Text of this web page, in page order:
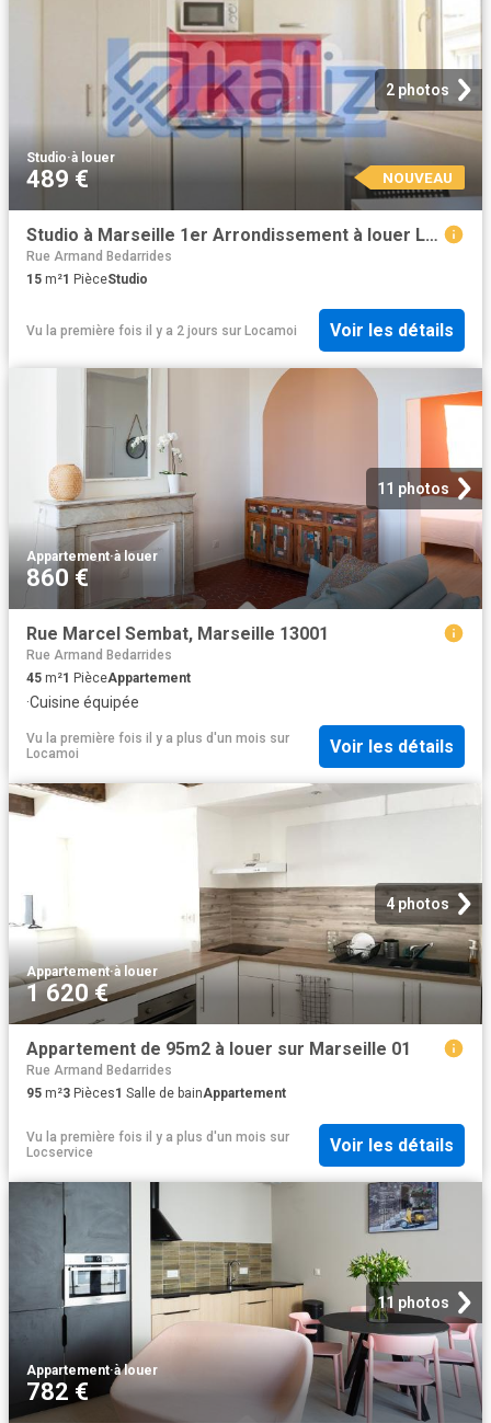
2 photos
Studio·à louer
489 € NOUVEAU
Studio à Marseille 1er Arrondissement à louer Locagestion, expert en gestion locative
Rue Armand Bedarrides
15 m²1 PièceStudio
Vu la première fois il y a 2 jours sur Locamoi Voir les détails
11 photos
Appartement·à louer
860 €
Rue Marcel Sembat, Marseille 13001
Rue Armand Bedarrides
45 m²1 PièceAppartement
·Cuisine équipée
Vu la première fois il y a plus d'un mois sur
Locamoi
Voir les détails
4 photos
Appartement·à louer
1 620 €
Appartement de 95m2 à louer sur Marseille 01
Rue Armand Bedarrides
95 m²3 Pièces1 Salle de bainAppartement
Vu la première fois il y a plus d'un mois sur
Locservice
Voir les détails
11 photos
Appartement·à louer
782 €